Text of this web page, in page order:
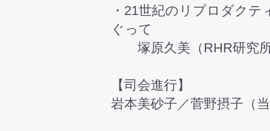
・21世紀のリプロダク
ぐって
塚原久美（RHR研究
【司会進行】
岩本美砂子／菅野摂子（